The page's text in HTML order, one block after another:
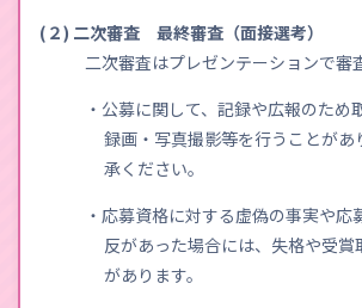
(２) 二次審査 最終審査（面接選考）
二次審査はプレゼンテーションで審
・公募に関して、記録や広報のため
録画・写真撮影等を行うことがあ
承ください。
・応募資格に対する虚偽の事実や応
反があった場合には、失格や受
があります。